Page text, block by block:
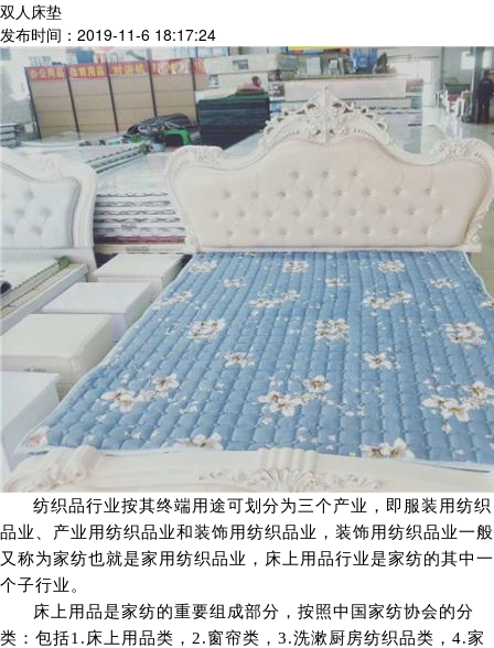
双人床垫
发布时间：2019-11-6 18:17:24
纺织品行业按其终端用途可划分为三个产业，即服装用纺织
品业、产业用纺织品业和装饰用纺织品业，装饰用纺织品业一般
又称为家纺也就是家用纺织品业，床上用品行业是家纺的其中一
个子行业。
床上用品是家纺的重要组成部分，按照中国家纺协会的分
类：包括1.床上用品类，2.窗帘类，3.洗漱厨房纺织品类，4.家